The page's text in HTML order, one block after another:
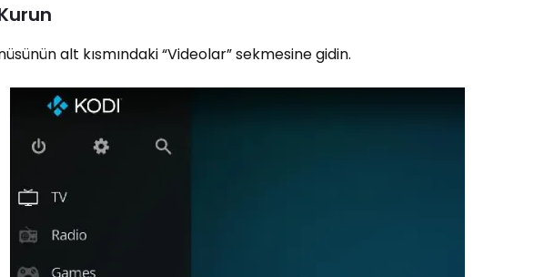
alt kısmındaki “Videolar” sekmesine gidin.